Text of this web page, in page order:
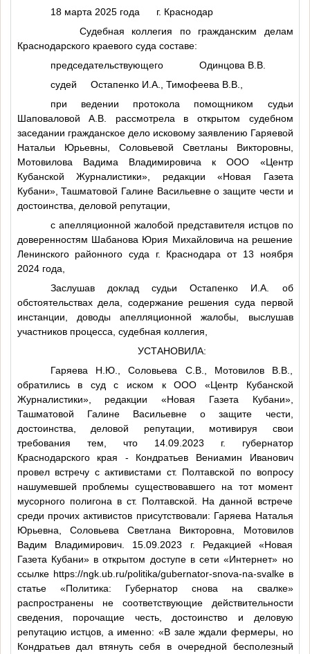
18 марта 2025 года г. Краснодар
Судебная коллегия по гражданским делам
Краснодарского краевого суда составе:
председательствующего Одинцова В.В.
судей Остапенко И.А., Тимофеева В.В.,
при ведении протокола помощником судьи
Шаповаловой А.В. рассмотрела в открытом судебном
заседании гражданское дело исковому заявлению Гаряевой
Натальи Юрьевны, Соловьевой Светланы Викторовны,
Мотовилова Вадима Владимировича к ООО «Центр
Кубанской Журналистики», редакции «Новая Газета
Кубани», Ташматовой Галине Васильевне о защите чести и
достоинства, деловой репутации,
с апелляционной жалобой представителя истцов по
доверенностям Шабанова Юрия Михайловича на решение
Ленинского районного суда г. Краснодара от 13 ноября
2024 года,
Заслушав доклад судьи Остапенко И.А. об
обстоятельствах дела, содержание решения суда первой
инстанции, доводы апелляционной жалобы, выслушав
участников процесса, судебная коллегия,
УСТАНОВИЛА:
Гаряева Н.Ю., Соловьева С.В., Мотовилов В.В.,
обратились в суд с иском к ООО «Центр Кубанской
Журналистики», редакции «Новая Газета Кубани»,
Ташматовой Галине Васильевне о защите чести,
достоинства, деловой репутации, мотивируя свои
требования тем, что 14.09.2023 г. губернатор
Краснодарского края - Кондратьев Вениамин Иванович
провел встречу с активистами ст. Полтавской по вопросу
нашумевшей проблемы существовавшего на тот момент
мусорного полигона в ст. Полтавской. На данной встрече
среди прочих активистов присутствовали: Гаряева Наталья
Юрьевна, Соловьева Светлана Викторовна, Мотовилов
Вадим Владимирович. 15.09.2023 г. Редакцией «Новая
Газета Кубани» в открытом доступе в сети «Интернет» но
ссылке https://ngk.ub.ru/politika/gubernator-snova-na-svalke в
статье «Политика: Губернатор снова на свалке»
распространены не соответствующие действительности
сведения, порочащие честь, достоинство и деловую
репутацию истцов, а именно: «В зале ждали фермеры, но
Кондратьев дал втянуть себя в очередной бесполезный